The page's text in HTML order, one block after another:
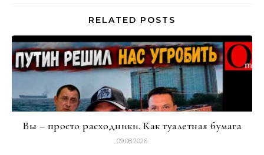
RELATED POSTS
Вы – просто расходники. Как туалетная бумага
09.08.2026